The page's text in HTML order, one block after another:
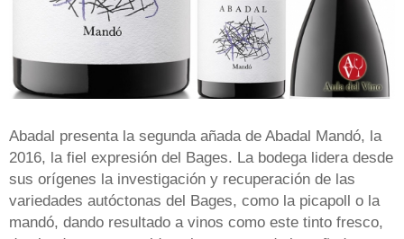
Abadal presenta la segunda añada de Abadal Mandó, la
2016, la fiel expresión del Bages. La bodega lidera desde
sus orígenes la investigación y recuperación de las
variedades autóctonas del Bages, como la picapoll o la
mandó, dando resultado a vinos como este tinto fresco,